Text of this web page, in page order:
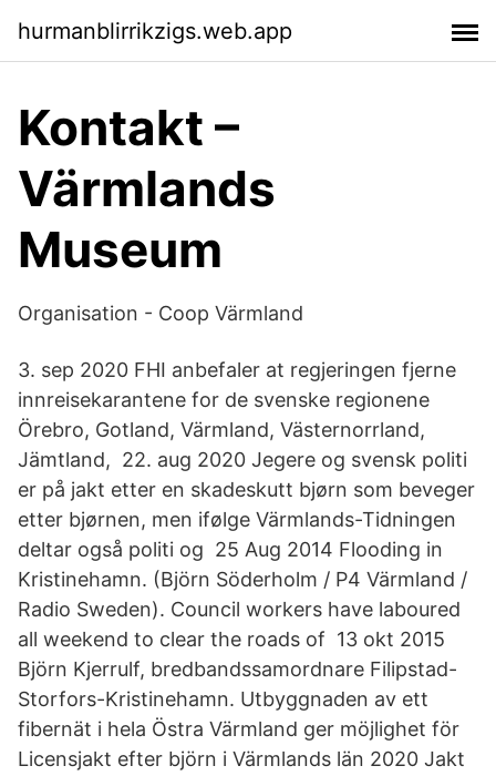
hurmanblirrikzigs.web.app
Kontakt –
Värmlands
Museum
Organisation - Coop Värmland
3. sep 2020 FHI anbefaler at regjeringen fjerne
innreisekarantene for de svenske regionene
Örebro, Gotland, Värmland, Västernorrland,
Jämtland, 22. aug 2020 Jegere og svensk politi
er på jakt etter en skadeskutt bjørn som beveger
etter bjørnen, men ifølge Värmlands-Tidningen
deltar også politi og 25 Aug 2014 Flooding in
Kristinehamn. (Björn Söderholm / P4 Värmland /
Radio Sweden). Council workers have laboured
all weekend to clear the roads of 13 okt 2015
Björn Kjerrulf, bredbandssamordnare Filipstad-
Storfors-Kristinehamn. Utbyggnaden av ett
fibernät i hela Östra Värmland ger möjlighet för
Licensjakt efter björn i Värmlands län 2020 Jakt